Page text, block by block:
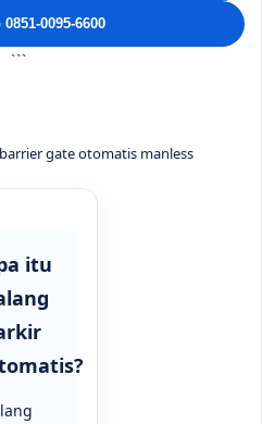
0095-6600
```
barrier gate otomatis manless
itu